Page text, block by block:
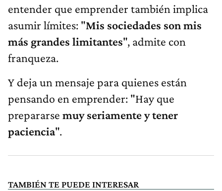
entender que emprender también implica
asumir límites: "Mis sociedades son mis
más grandes limitantes", admite con
franqueza.
Y deja un mensaje para quienes están
pensando en emprender: "Hay que
prepararse muy seriamente y tener
paciencia".
TAMBIÉN TE PUEDE INTERESAR